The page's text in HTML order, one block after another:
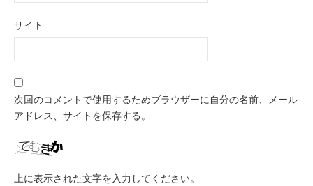
サイト
次回のコメントで使用するためブラウザーに自分の名前、メール
アドレス、サイトを保存する。
上に表示された文字を入力してください。